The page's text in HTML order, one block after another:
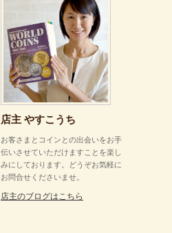
店主 やすこうち
お客さまとコインとの出会いをお手
伝いさせていただけますことを楽し
みにしております。どうぞお気軽に
お問合せくださいませ。
店主のブログはこちら